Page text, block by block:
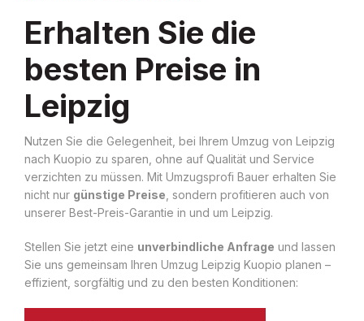
Erhalten Sie die
besten Preise in
Leipzig
Nutzen Sie die Gelegenheit, bei Ihrem Umzug von Leipzig
nach Kuopio zu sparen, ohne auf Qualität und Service
verzichten zu müssen. Mit Umzugsprofi Bauer erhalten Sie
nicht nur günstige Preise , sondern profitieren auch von
unserer Best-Preis-Garantie in und um Leipzig.
Stellen Sie jetzt eine unverbindliche Anfrage und lassen
Sie uns gemeinsam Ihren Umzug Leipzig Kuopio planen –
effizient, sorgfältig und zu den besten Konditionen: